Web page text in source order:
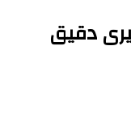
دقیق